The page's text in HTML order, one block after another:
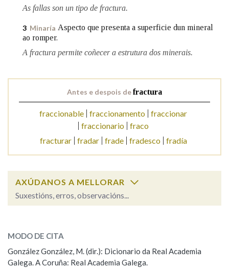
BUSCAR NO CONTIDO
Nas definicións
OUTRAS OPCIÓNS DE BUSCA
Marcas gramaticais
LIMPAR BUSCA
As fallas son un tipo de fractura.
3 Minaría Aspecto que presenta a superficie dun mineral
ao romper.
A fractura permite coñecer a estrutura dos minerais.
Antes e despois defractura
fraccionable fraccionamento fraccionar
fraccionario
fraco
fracturar
fradar frade fradesco fradía
AXÚDANOS A MELLORAR
Suxestións, erros, observacións...
ESCOLLE UNHA OPCIÓN:
Observación Hai un erro na palabra
MODO DE CITA
González González, M. (dir.): Dicionario da Real Academia
Galega. A Coruña: Real Academia Galega.